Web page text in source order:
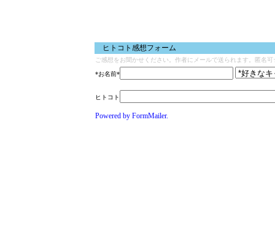
ヒトコト感想フォーム
ご感想をお聞かせください。作者にメールで送られます。匿
*お名前*
ヒトコト
Powered by FormMailer.